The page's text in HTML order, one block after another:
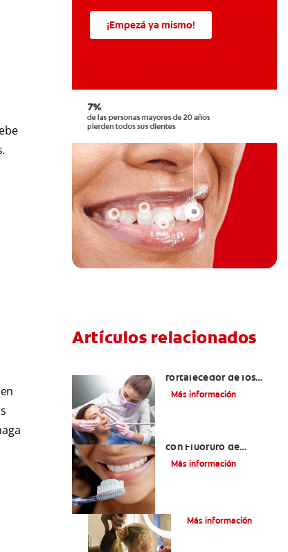
¡Empezá ya mismo!
Artículos relacionados
fortalecedor de los
dientes
Más información
con Fluoruro de
Estaño?
Más información
Más información